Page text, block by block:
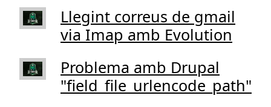
Llegint correus de gmail
via Imap amb Evolution
Problema amb Drupal
"field_file_urlencode_path"